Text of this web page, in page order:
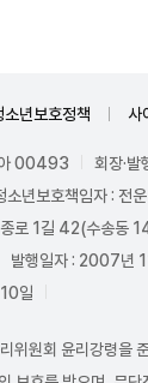
소년보호정책 사
아 00493
회장·발
소년보호책임자 : 전운
종로 1길 42(수송동
발행일자 : 2007년
일
위원회 윤리강령을